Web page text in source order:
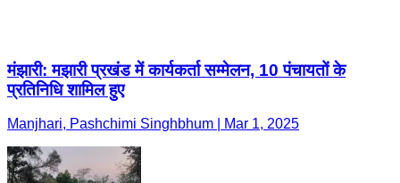
मंझारी: मझारी प्रखंड में कार्यकर्ता सम्मेलन, 10 पंचायतों के
प्रतिनिधि शामिल हुए
Manjhari, Pashchimi Singhbhum | Mar 1, 2025